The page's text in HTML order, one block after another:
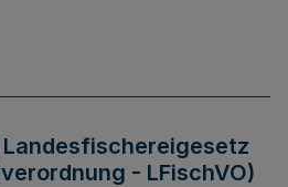
- LFischVO)